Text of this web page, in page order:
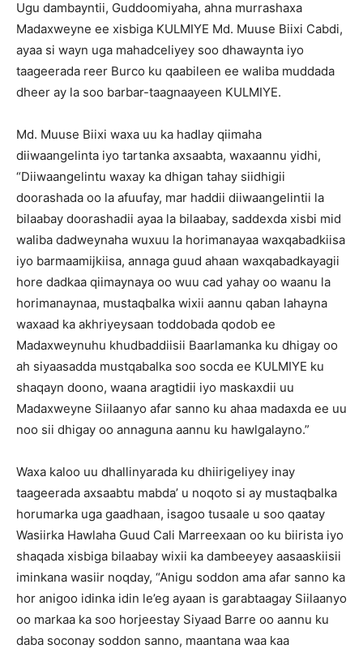
Ugu dambayntii, Guddoomiyaha, ahna murrashaxa
Madaxweyne ee xisbiga KULMIYE Md. Muuse Biixi Cabdi,
ayaa si wayn uga mahadceliyey soo dhawaynta iyo
taageerada reer Burco ku qaabileen ee waliba muddada
dheer ay la soo barbar-taagnaayeen KULMIYE.
Md. Muuse Biixi waxa uu ka hadlay qiimaha
diiwaangelinta iyo tartanka axsaabta, waxaannu yidhi,
“Diiwaangelintu waxay ka dhigan tahay siidhigii
doorashada oo la afuufay, mar haddii diiwaangelintii la
bilaabay doorashadii ayaa la bilaabay, saddexda xisbi mid
waliba dadweynaha wuxuu la horimanayaa waxqabadkiisa
iyo barmaamijkiisa, annaga guud ahaan waxqabadkayagii
hore dadkaa qiimaynaya oo wuu cad yahay oo waanu la
horimanaynaa, mustaqbalka wixii aannu qaban lahayna
waxaad ka akhriyeysaan toddobada qodob ee
Madaxweynuhu khudbaddiisii Baarlamanka ku dhigay oo
ah siyaasadda mustqabalka soo socda ee KULMIYE ku
shaqayn doono, waana aragtidii iyo maskaxdii uu
Madaxweyne Siilaanyo afar sanno ku ahaa madaxda ee uu
noo sii dhigay oo annaguna aannu ku hawlgalayno.”
Waxa kaloo uu dhallinyarada ku dhiirigeliyey inay
taageerada axsaabtu mabda’ u noqoto si ay mustaqbalka
horumarka uga gaadhaan, isagoo tusaale u soo qaatay
Wasiirka Hawlaha Guud Cali Marreexaan oo ku biirista iyo
shaqada xisbiga bilaabay wixii ka dambeeyey aasaaskiisii
iminkana wasiir noqday, “Anigu soddon ama afar sanno ka
hor anigoo idinka idin le’eg ayaan is garabtaagay Siilaanyo
oo markaa ka soo horjeestay Siyaad Barre oo aannu ku
daba soconay soddon sanno, maantana waa kaa